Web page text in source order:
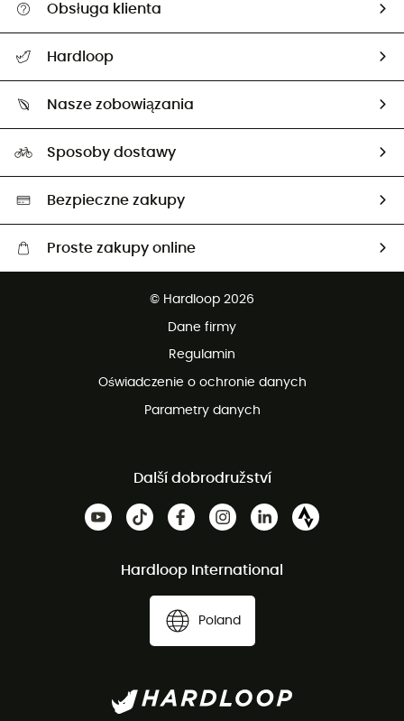
Obsługa klienta
Śledzenie przesyłki
Zwrot artykułów i zwrot środków
Hardloop
Nasze zobowiązania
Neutralność węglowa
Wybrane produkty eko
Sposoby dostawy
Bezpieczne zakupy
Proste zakupy online
© Hardloop 2026
Dane firmy
Regulamin
Oświadczenie o ochronie danych
Parametry danych
Další dobrodružství
Hardloop International
Poland